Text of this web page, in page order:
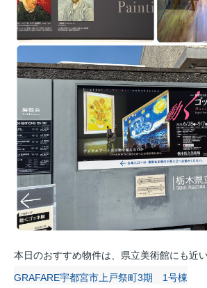
本日のおすすめ物件は、県立美術館にも近
GRAFARE宇都宮市上戸祭町3期 1号棟